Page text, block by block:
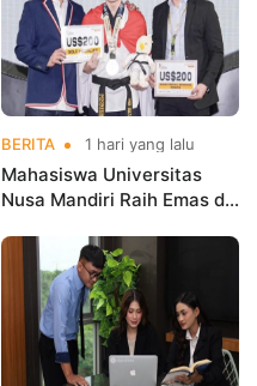
BERITA 1 hari yang lalu
Mahasiswa Universitas
Nusa Mandiri Raih Emas di
Indonesia Open
Championships 2026